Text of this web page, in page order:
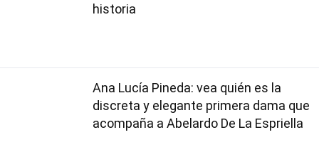
historia
Ana Lucía Pineda: vea quién es la
discreta y elegante primera dama que
acompaña a Abelardo De La Espriella